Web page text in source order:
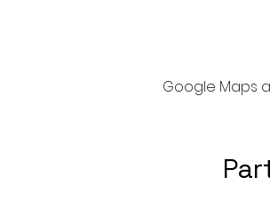
Google Maps